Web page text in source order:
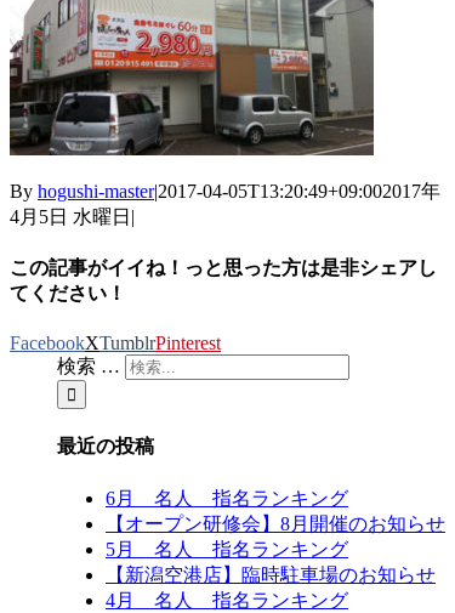
By hogushi-master|2017-04-05T13:20:49+09:002017年
4月5日 水曜日 |
この記事がイイね！っと思った方は是非シェアし
てください！
FacebookXTumblrPinterest
検索 …
最近の投稿
6月 名人 指名ランキング
【オープン研修会】8月開催のお知らせ
5月 名人 指名ランキング
【新潟空港店】臨時駐車場のお知らせ
4月 名人 指名ランキング